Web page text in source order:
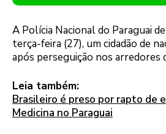
A Polícia Nacional do Paraguai
terça-feira (27), um cidadão de
após perseguição nos arredores
Leia também:
Brasileiro é preso por rapto de
Medicina no Paraguai